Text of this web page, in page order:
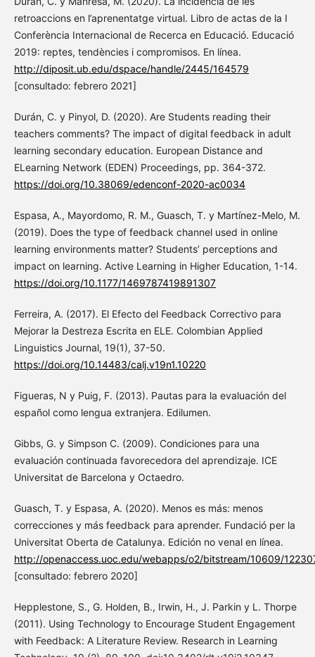
retroaccions en l’aprenentatge virtual. Libro de actas de la I
Conferència Internacional de Recerca en Educació. Educació
2019: reptes, tendències i compromisos. En línea.
http://diposit.ub.edu/dspace/handle/2445/164579
[consultado: febrero 2021]
Durán, C. y Pinyol, D. (2020). Are Students reading their
teachers comments? The impact of digital feedback in adult
learning secondary education. European Distance and
ELearning Network (EDEN) Proceedings, pp. 364-372.
https://doi.org/10.38069/edenconf-2020-ac0034
Espasa, A., Mayordomo, R. M., Guasch, T. y Martínez-Melo, M.
(2019). Does the type of feedback channel used in online
learning environments matter? Students’ perceptions and
impact on learning. Active Learning in Higher Education, 1-14.
https://doi.org/10.1177/1469787419891307
Ferreira, A. (2017). El Efecto del Feedback Correctivo para
Mejorar la Destreza Escrita en ELE. Colombian Applied
Linguistics Journal, 19(1), 37-50.
https://doi.org/10.14483/calj.v19n1.10220
Figueras, N y Puig, F. (2013). Pautas para la evaluación del
español como lengua extranjera. Edilumen.
Gibbs, G. y Simpson C. (2009). Condiciones para una
evaluación continuada favorecedora del aprendizaje. ICE
Universitat de Barcelona y Octaedro.
Guasch, T. y Espasa, A. (2020). Menos es más: menos
correcciones y más feedback para aprender. Fundació per la
Universitat Oberta de Catalunya. Edición no venal en línea.
http://openaccess.uoc.edu/webapps/o2/bitstream/10609/
[consultado: febrero 2020]
Hepplestone, S., G. Holden, B., Irwin, H., J. Parkin y L. Thorpe
(2011). Using Technology to Encourage Student Engagement
with Feedback: A Literature Review. Research in Learning